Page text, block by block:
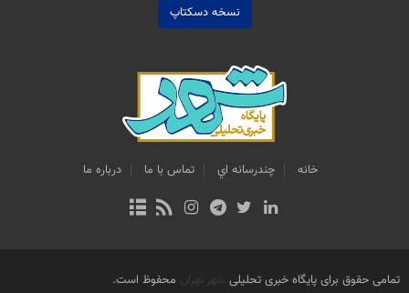
نسخه دسکتاپ
خانه چندرسانه اي تماس با ما درباره ما
تمامی حقوق برای پایگاه خبری تحلیلی شهر تهران محفوظ است.